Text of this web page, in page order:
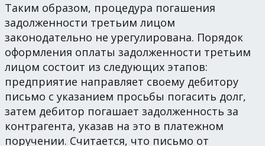
Таким образом, процедура погашения
задолженности третьим лицом
законодательно не урегулирована. Порядок
оформления оплаты задолженности третьим
лицом состоит из следующих этапов:
предприятие направляет своему дебитору
письмо с указанием просьбы погасить долг,
затем дебитор погашает задолженность за
контрагента, указав на это в платежном
поручении. Считается, что письмо от